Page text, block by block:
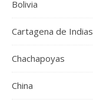
Bolivia
Cartagena de Indias
Chachapoyas
China